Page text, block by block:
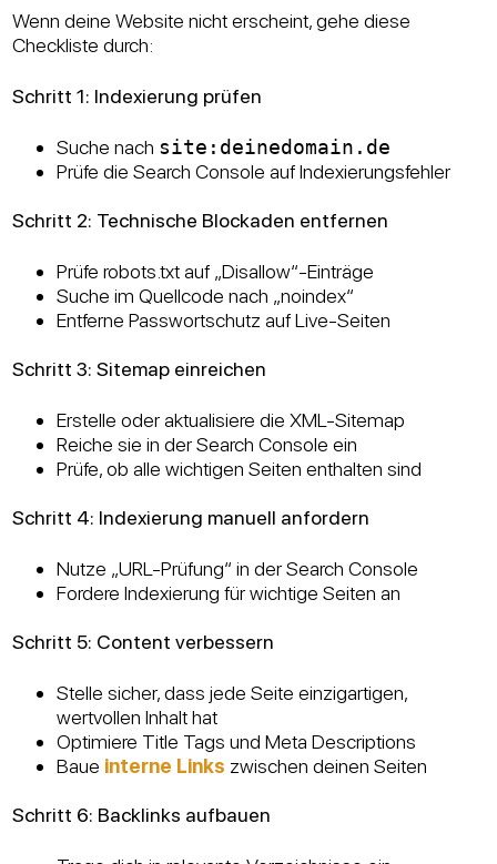
Wenn deine Website nicht erscheint, gehe diese
Checkliste durch:
Schritt 1: Indexierung prüfen
Suche nach site:deinedomain.de
Prüfe die Search Console auf Indexierungsfehler
Schritt 2: Technische Blockaden entfernen
Prüfe robots.txt auf „Disallow“-Einträge
Suche im Quellcode nach „noindex“
Entferne Passwortschutz auf Live-Seiten
Schritt 3: Sitemap einreichen
Erstelle oder aktualisiere die XML-Sitemap
Reiche sie in der Search Console ein
Prüfe, ob alle wichtigen Seiten enthalten sind
Schritt 4: Indexierung manuell anfordern
Nutze „URL-Prüfung“ in der Search Console
Fordere Indexierung für wichtige Seiten an
Schritt 5: Content verbessern
Stelle sicher, dass jede Seite einzigartigen,
wertvollen Inhalt hat
Optimiere Title Tags und Meta Descriptions
Baue interne Links zwischen deinen Seiten
Schritt 6: Backlinks aufbauen